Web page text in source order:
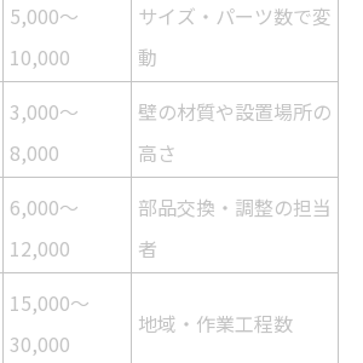
5,000～
10,000
サイズ・パーツ数で変
動
3,000～
8,000
壁の材質や設置場所の
高さ
6,000～
12,000
部品交換・調整の担当
者
15,000～
30,000
地域・作業工程数